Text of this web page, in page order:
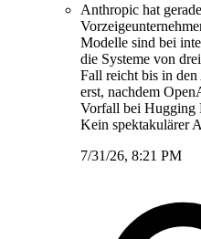
Anthropic hat
Modelle sind bei
die Systeme von
Fall reicht bis in
erst, nachdem
Vorfall bei Hugging
Kein spektakulärer
7/31/26, 8:21 PM